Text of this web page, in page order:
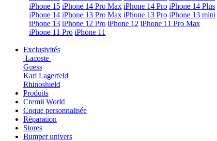
iPhone 15 iPhone 14 Pro Max iPhone 14 Pro iPhone 14 Plus
iPhone 14 iPhone 13 Pro Max iPhone 13 Pro iPhone 13 mini
iPhone 13 iPhone 12 Pro iPhone 12 iPhone 11 Pro Max
iPhone 11 Pro iPhone 11
Exclusivités
Lacoste
Guess
Karl Lagerfeld
Rhinoshield
Produits
Cremii World
Coque personnalisée
Réparation
Stores
Bumper univers